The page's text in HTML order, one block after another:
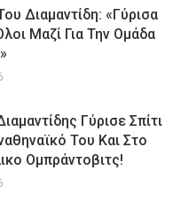
Διαμαντίδη: «Γύρισα
Μαζί Για Την Ομάδα
Γύρισε Σπίτι
Του Και Στο
Ομπράντοβιτς!